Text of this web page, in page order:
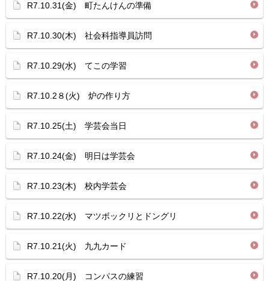
R7.10.31(金) 町たんけんの準備
R7.10.30(木) 社会科指導員訪問
R7.10.29(水) てこの学習
R7.10.2８(火) 炉の作り方
R7.10.25(土) 学芸会当日
R7.10.24(金) 明日は学芸会
R7.10.23(木) 校内学芸会
R7.10.22(水) マツボックリとドングリ
R7.10.21(火) 九九カード
R7.10.20(月) コンパスの練習